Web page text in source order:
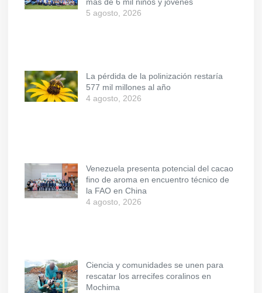
5 agosto, 2026
La pérdida de la polinización restaría
577 mil millones al año
4 agosto, 2026
Venezuela presenta potencial del cacao
fino de aroma en encuentro técnico de
la FAO en China
4 agosto, 2026
Ciencia y comunidades se unen para
rescatar los arrecifes coralinos en
Mochima